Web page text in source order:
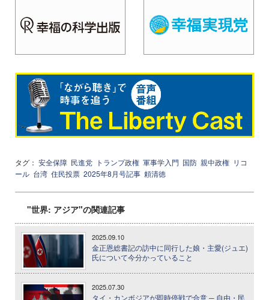
タグ： 安全保障 民進党 トランプ政権 軍事学入門 国防 親中政権 リコ
ール 台湾 住民投票 2025年8月号記事 頼清徳
"世界: アジア"の関連記事
2025.09.10
金正恩総書記の訪中に同行した娘・主愛(ジュエ)
氏について今分かっていること
2025.07.30
タイ・カンボジアが即時停戦で合意 ─ 自由・民